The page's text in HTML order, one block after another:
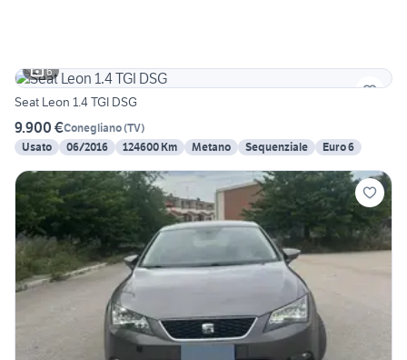
6
Seat Leon 1.4 TGI DSG
9.900 €Conegliano(TV)
Usato
06/2016 124600 Km Metano Sequenziale Euro 6